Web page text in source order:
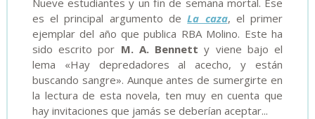
Nueve estudiantes y un fin de semana mortal. Ese
es el principal argumento deLa caza, el primer
ejemplar del año que publica RBA Molino. Este ha
sido escrito por M. A. Bennett y viene bajo el
lema «Hay depredadores al acecho, y están
buscando sangre». Aunque antes de sumergirte en
la lectura de esta novela, ten muy en cuenta que
hay invitaciones que jamás se deberían aceptar...